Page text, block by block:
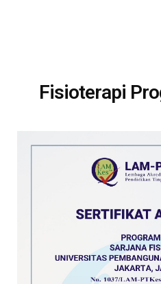
Fisioterapi